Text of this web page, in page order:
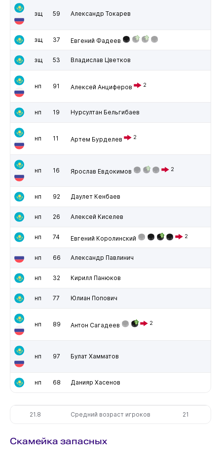
зщ 59 Александр Токарев
зщ 37 Евгений Фадеев
зщ 53 Владислав Цветков
нп 91 Алексей Анциферов 2
нп 19 Нурсултан Бельгибаев
нп 11 Артем Бурделев 2
нп 16 Ярослав Евдокимов 2
нп 92 Даулет Кенбаев
нп 26 Алексей Киселев
нп 74 Евгений Королинский 2
нп 66 Александр Павлинич
нп 32 Кирилл Панюков
нп 77 Юлиан Попович
нп 89 Антон Сагадеев 2
нп 97 Булат Хамматов
нп 68 Данияр Хасенов
21.8 Средний возраст игроков 21
Скамейка запасных